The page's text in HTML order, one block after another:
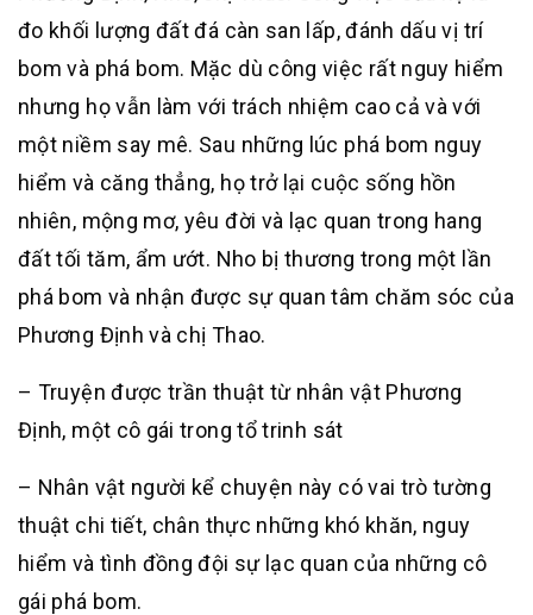
đo khối lượng đất đá càn san lấp, đánh dấu vị trí
bom và phá bom. Mặc dù công việc rất nguy hiểm
nhưng họ vẫn làm với trách nhiệm cao cả và với
một niềm say mê. Sau những lúc phá bom nguy
hiểm và căng thẳng, họ trở lại cuộc sống hồn
nhiên, mộng mơ, yêu đời và lạc quan trong hang
đất tối tăm, ẩm ướt. Nho bị thương trong một lần
phá bom và nhận được sự quan tâm chăm sóc của
Phương Định và chị Thao.
– Truyện được trần thuật từ nhân vật Phương
Định, một cô gái trong tổ trinh sát
– Nhân vật người kể chuyện này có vai trò tường
thuật chi tiết, chân thực những khó khăn, nguy
hiểm và tình đồng đội sự lạc quan của những cô
gái phá bom.